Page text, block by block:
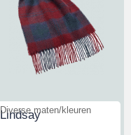
Lindsay
Diverse maten/kleuren